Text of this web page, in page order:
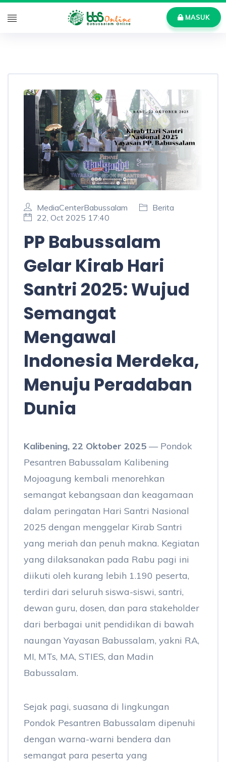
MASUK
MediaCenterBabussalam
Berita
22, Oct 2025 17:40
PP Babussalam
Gelar Kirab Hari
Santri 2025: Wujud
Semangat
Mengawal
Indonesia Merdeka,
Menuju Peradaban
Dunia
Kalibening, 22 Oktober 2025 — Pondok
Pesantren Babussalam Kalibening
Mojoagung kembali menorehkan
semangat kebangsaan dan keagamaan
dalam peringatan Hari Santri Nasional
2025 dengan menggelar Kirab Santri
yang meriah dan penuh makna. Kegiatan
yang dilaksanakan pada Rabu pagi ini
diikuti oleh kurang lebih 1.190 peserta,
terdiri dari seluruh siswa-siswi, santri,
dewan guru, dosen, dan para stakeholder
dari berbagai unit pendidikan di bawah
naungan Yayasan Babussalam, yakni RA,
MI, MTs, MA, STIES, dan Madin
Babussalam.
Sejak pagi, suasana di lingkungan
Pondok Pesantren Babussalam dipenuhi
dengan warna-warni bendera dan
semangat para peserta yang